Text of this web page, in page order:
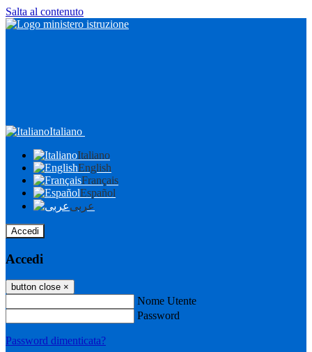
Salta al contenuto
Italiano
Italiano
English
Français
Español
عربى
Accedi
Accedi
button close ×
Nome Utente
Password
Password dimenticata?